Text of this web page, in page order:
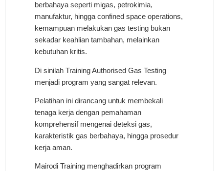
berbahaya seperti migas, petrokimia,
manufaktur, hingga confined space operations,
kemampuan melakukan gas testing bukan
sekadar keahlian tambahan, melainkan
kebutuhan kritis.
Di sinilah Training Authorised Gas Testing
menjadi program yang sangat relevan.
Pelatihan ini dirancang untuk membekali
tenaga kerja dengan pemahaman
komprehensif mengenai deteksi gas,
karakteristik gas berbahaya, hingga prosedur
kerja aman.
Mairodi Training menghadirkan program